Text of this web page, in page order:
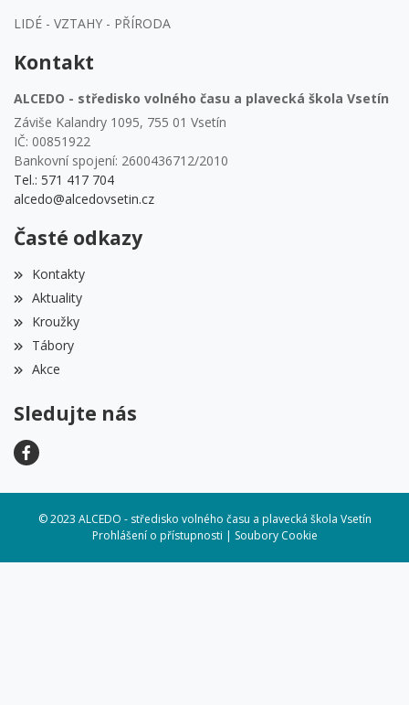
LIDÉ - VZTAHY - PŘÍRODA
Kontakt
ALCEDO - středisko volného času a plavecká škola Vsetín
Záviše Kalandry 1095, 755 01 Vsetín
IČ: 00851922
Bankovní spojení: 2600436712/2010
Tel.: 571 417 704
alcedo@alcedovsetin.cz
Časté odkazy
Kontakty
Aktuality
Kroužky
Tábory
Akce
Sledujte nás
© 2023 ALCEDO - středisko volného času a plavecká škola Vsetín
Prohlášení o přístupnosti | Soubory Cookie